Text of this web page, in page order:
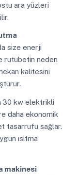
ara yüzleri
da size enerji
rutubetin neden
kalitesini
30 kw elektrikli
daha ekonomik
tasarrufu sağlar.
ısıtma
makinesi